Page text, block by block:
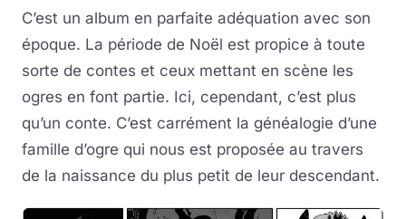
C’est un album en parfaite adéquation avec son
époque. La période de Noël est propice à toute
sorte de contes et ceux mettant en scène les
ogres en font partie. Ici, cependant, c’est plus
qu’un conte. C’est carrément la généalogie d’une
famille d’ogre qui nous est proposée au travers
de la naissance du plus petit de leur descendant.